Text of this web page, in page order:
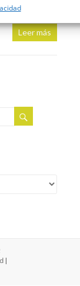
Leer más
|